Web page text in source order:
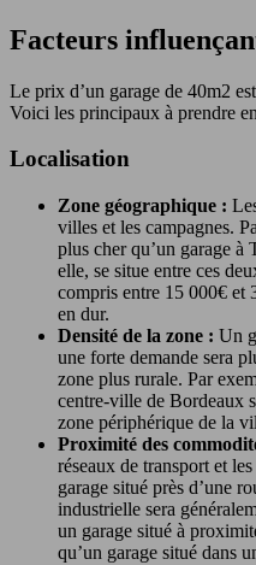
Facteurs
Le prix d’un garage de 40m2
Voici les principaux à prendre
Localisation
Zone géographique :
villes et les campagnes.
plus cher qu’un garage
elle, se situe entre ces
compris entre 15 000€ et
en dur.
Densité de la zone : Un
une forte demande sera
zone plus rurale. Par
centre-ville de Bordeaux
zone périphérique de la
Proximité des
réseaux de transport et
garage situé près d’une
industrielle sera
un garage situé à
qu’un garage situé dans